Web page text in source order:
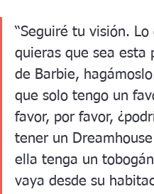
“Seguiré tu visión. Lo
quieras que sea esta
de Barbie,
que solo tengo un
favor, por favor,
tener un
ella tenga un
vaya desde su